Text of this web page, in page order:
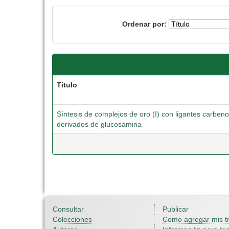
Ordenar por:
Título
Síntesis de complejos de oro (I) con ligantes
derivados de glucosamina
Consultar
Colecciones
Publicar
Como agregar mis